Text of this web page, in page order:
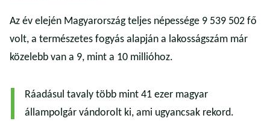
Az év elején Magyarország teljes népessége 9 539 502 fő
volt, a természetes fogyás alapján a lakosságszám már
közelebb van a 9, mint a 10 millióhoz.
Ráadásul tavaly több mint 41 ezer magyar
állampolgár vándorolt ki, ami ugyancsak rekord.